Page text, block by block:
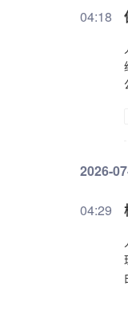
04:18
2026-
04:29